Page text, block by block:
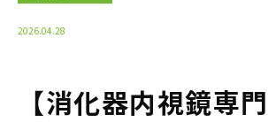
2026.04.28
【消化器内視鏡専